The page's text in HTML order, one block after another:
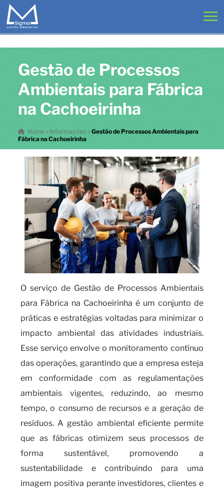
Gestão de Processos
Ambientais para Fábrica
na Cachoeirinha
Home» Informações » Gestão de Processos Ambientais para
Fábrica na Cachoeirinha
O serviço de Gestão de Processos Ambientais
para Fábrica na Cachoeirinha é um conjunto de
práticas e estratégias voltadas para minimizar o
impacto ambiental das atividades industriais.
Esse serviço envolve o monitoramento contínuo
das operações, garantindo que a empresa esteja
em conformidade com as regulamentações
ambientais vigentes, reduzindo, ao mesmo
tempo, o consumo de recursos e a geração de
resíduos. A gestão ambiental eficiente permite
que as fábricas otimizem seus processos de
forma sustentável, promovendo a
sustentabilidade e contribuindo para uma
imagem positiva perante investidores, clientes e